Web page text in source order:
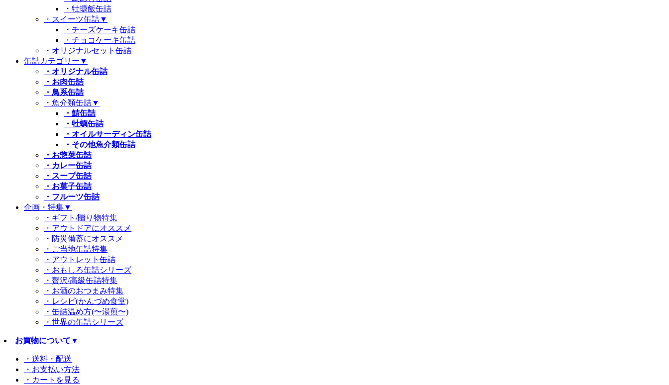
・牡蠣飯缶詰
・スイーツ缶詰▼
・チーズケーキ缶詰
・チョコケーキ缶詰
・オリジナルセット缶詰
缶詰カテゴリー ▼
・オリジナル缶詰
・お肉缶詰
・鳥系缶詰
・魚介類缶詰▼
・鯖缶詰
・牡蠣缶詰
・オイルサーディン缶詰
・その他魚介類缶詰
・お惣菜缶詰
・カレー缶詰
・スープ缶詰
・お菓子缶詰
・フルーツ缶詰
企画・特集▼
・ギフト/贈り物特集
・アウトドアにオススメ
・防災備蓄にオススメ
・ご当地缶詰特集
・アウトレット缶詰
・おもしろ缶詰シリーズ
・贅沢/高級缶詰特集
・お酒のおつまみ特集
・レシピ(かんづめ食堂)
・缶詰温め方(〜湯煎〜)
・世界の缶詰シリーズ
お買物について ▼
・送料・配送
・お支払い方法
・カートを見る